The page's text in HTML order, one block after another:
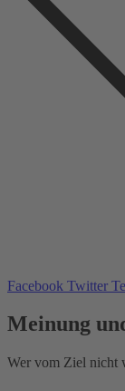
Facebook Twitter
Meinung
Wer vom Ziel nicht